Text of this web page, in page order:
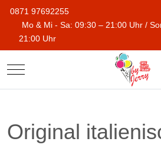
0871 97692255
Mo & Mi - Sa: 09:30 – 21:00 Uhr /
21:00 Uhr
Mobile Menu Toggle
Original